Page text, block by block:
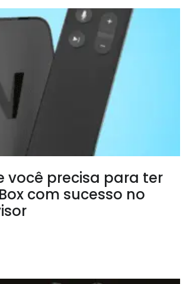
você precisa para ter
com sucesso no